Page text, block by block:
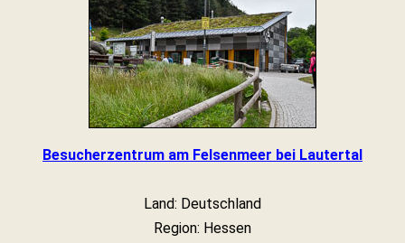
Besucherzentrum am Felsenmeer bei Lautertal
Land: Deutschland
Region: Hessen